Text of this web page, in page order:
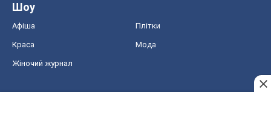
Шоу
Афіша Плітки
Краса Мода
Жіночий журнал